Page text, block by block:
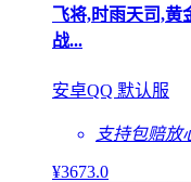
飞将,时雨天司,黄
战...
安卓QQ 默认服
支持包赔放
¥3673.0